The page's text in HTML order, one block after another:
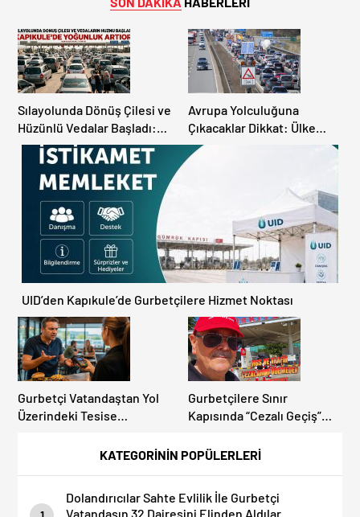
KATEGORİNİN POPÜLERLERİ
Dolandırıcılar Sahte Evlilik İle Gurbetçi
Vatandaşın 32 Dairesini Elinden Aldılar.
Sılayolunda Dönüş Çilesi ve
Hüzünlü Vedalar Başladı:
Kapıkule’de Yoğunluk
Artıyor!
Avrupa Yolculuğuna
Çıkacaklar Dikkat: Ülke
Ülke Güncel Trafik Kuralları,
Avrupa Otoyol Hız Limitleri
UID’den Kapıkule’de Gurbetçilere Hizmet Noktası
Gurbetçi Vatandaştan Yol
Üzerindeki Tesise
“Hesabınızı Mutlaka Kontrol
Gurbetçilere Sınır
Kapısında “Cezalı Geçiş”
Dışına Çıkamıyor!